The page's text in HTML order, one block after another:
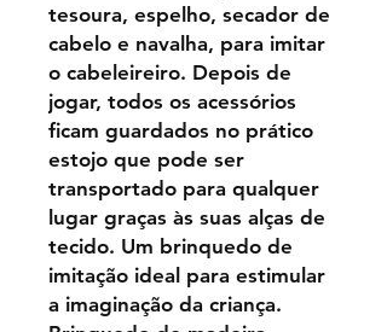
tesoura, espelho, secador de
cabelo e navalha, para imitar
o cabeleireiro. Depois de
jogar, todos os acessórios
ficam guardados no prático
estojo que pode ser
transportado para qualquer
lugar graças às suas alças de
tecido. Um brinquedo de
imitação ideal para estimular
a imaginação da criança.